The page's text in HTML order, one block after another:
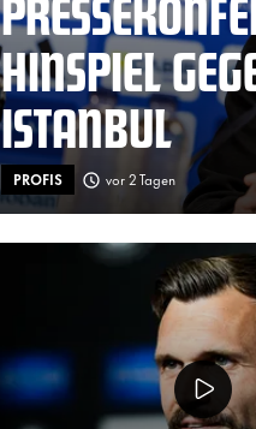
HINSPIEL
ISTANBUL
PROFIS vor 2 Tagen